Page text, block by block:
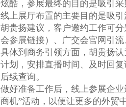
炫酷，参展最终的目的是吸引
线上展厅布置的主要目的是吸
胡贵扬建议，客户邀约工作可
会参展链接）、广交会官网引流
具体到商务引领方面，胡贵扬
计划，安排直播时间、及时回
后续查询。
做好准备工作后，线上参展企
商机”活动，以便让更多的外贸